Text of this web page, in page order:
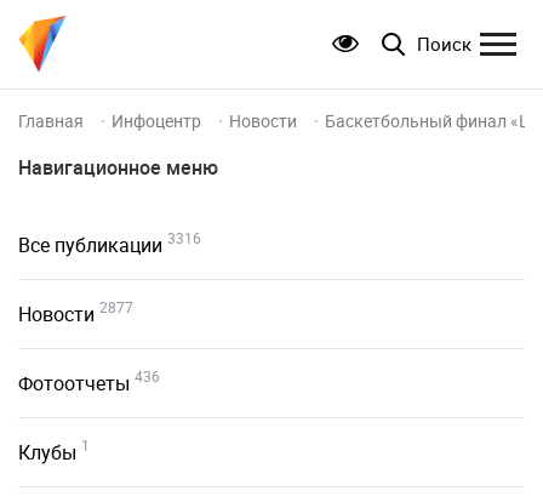
Поиск
Главная Инфоцентр Новости Баскетбольный финал
Навигационное меню
Все публикации 3316
Новости 2877
Фотоотчеты 436
Клубы 1